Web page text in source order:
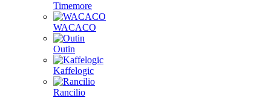
Timemore
WACACO
Outin
Kaffelogic
Rancilio